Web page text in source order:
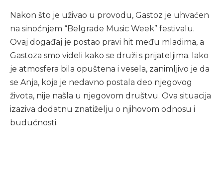
Nakon što je uživao u provodu, Gastoz je uhvaćen
na sinoćnjem “Belgrade Music Week” festivalu.
Ovaj događaj je postao pravi hit među mladima, a
Gastoza smo videli kako se druži s prijateljima. Iako
je atmosfera bila opuštena i vesela, zanimljivo je da
se Anja, koja je nedavno postala deo njegovog
života, nije našla u njegovom društvu. Ova situacija
izaziva dodatnu znatiželju o njihovom odnosu i
budućnosti.